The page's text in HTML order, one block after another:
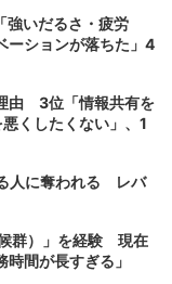
いだるさ・疲労
ーションが落ちた」4
由 3位「情報共有を
くしたくない」、1
人に奪われる レバ
群）」を経験 現在
時間が長すぎる」